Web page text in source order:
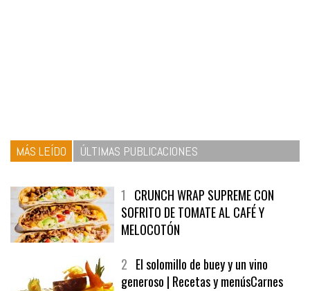
MÁS LEÍDO ÚLTIMAS PUBLICACIONES
1 CRUNCH WRAP SUPREME CON
SOFRITO DE TOMATE AL CAFÉ Y
MELOCOTÓN
2 El solomillo de buey y un vino
generoso | Recetas y menúsCarnes